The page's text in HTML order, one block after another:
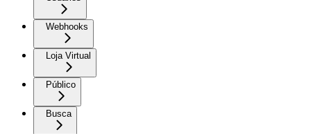
Webhooks
Loja Virtual
Público
Busca